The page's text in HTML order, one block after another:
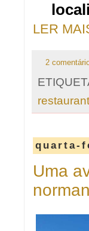
LER
2
quarta-
Uma